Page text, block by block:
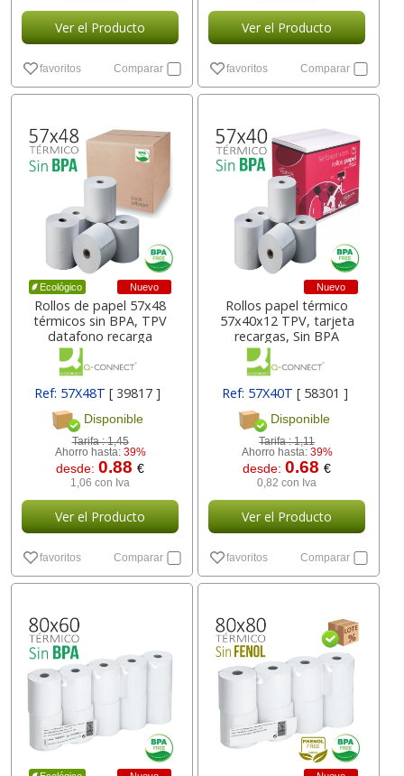
Ver el Producto
favoritos Comparar
Ver el Producto
favoritos Comparar
Ecológico Nuevo
Rollos de papel 57x48
térmicos sin BPA, TPV
datafono recarga
Ref: 57X48T[ 39817 ]
Disponible
Tarifa :1,45
Ahorro hasta: 39%
desde:0.88€
1,06 con Iva
Ver el Producto
favoritos Comparar
Nuevo
Rollos papel térmico
57x40x12 TPV, tarjeta
recargas, Sin BPA
Ref: 57X40T [ 58301 ]
Disponible
Tarifa :1,11
Ahorro hasta: 39%
desde:0.68€
0,82 con Iva
Ver el Producto
favoritos Comparar